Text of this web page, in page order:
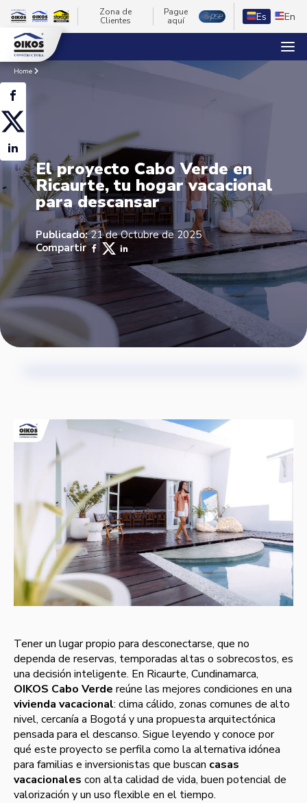
Zona de
Clientes
Pague
aquí
Es En
Home
El proyecto Cabo Verde en
Ricaurte, tu hogar vacacional
para descansar
Publicado:21 de Octubre de 2025
Compartir
Tener un lugar propio para desconectarse, que no
dependa de reservas, temporadas altas o sobrecostos, es
una decisión inteligente. En Ricaurte, Cundinamarca,
OIKOS Cabo Verde reúne las mejores condiciones en una
vivienda vacacional: clima cálido, zonas comunes de alto
nivel, cercanía a Bogotá y una propuesta arquitectónica
pensada para el descanso. Sigue leyendo y conoce por
qué este proyecto se perfila como la alternativa idónea
para familias e inversionistas que buscan casas
vacacionales con alta calidad de vida, buen potencial de
valorización y un uso flexible en el tiempo.